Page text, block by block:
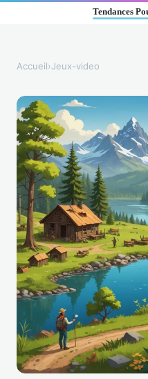
Accueil›Jeux-video